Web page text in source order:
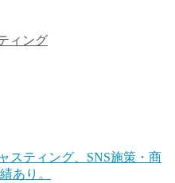
ィング
スティング、SNS施策・商
あり。